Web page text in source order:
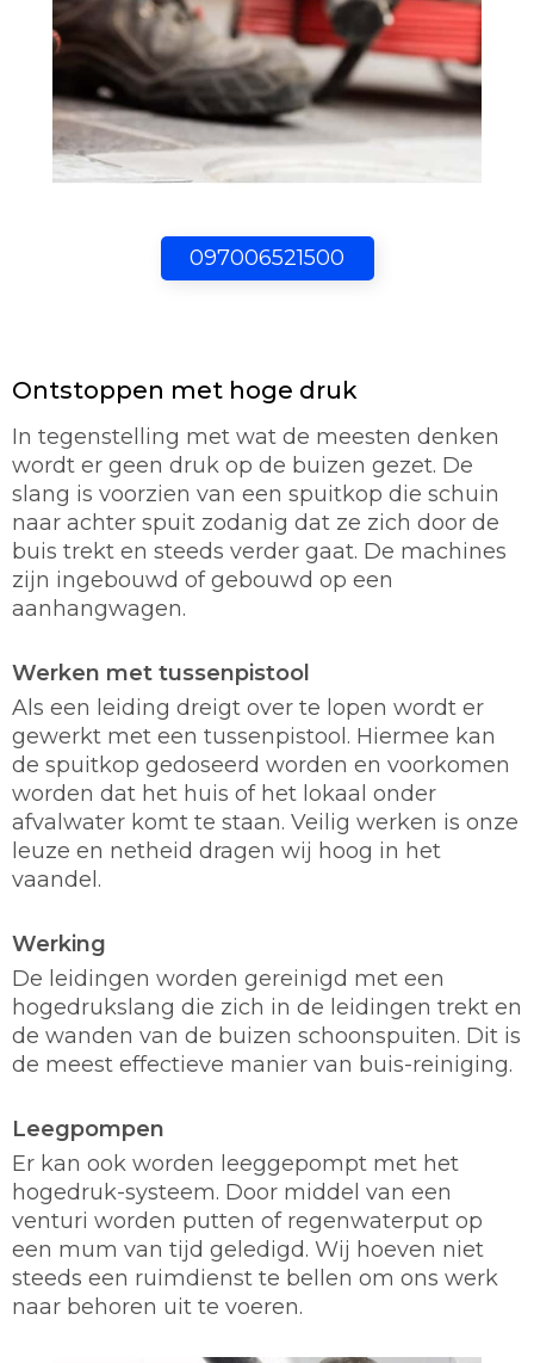
097006521500
Ontstoppen met hoge druk
In tegenstelling met wat de meesten denken
wordt er geen druk op de buizen gezet. De
slang is voorzien van een spuitkop die schuin
naar achter spuit zodanig dat ze zich door de
buis trekt en steeds verder gaat. De machines
zijn ingebouwd of gebouwd op een
aanhangwagen.
Werken met tussenpistool
Als een leiding dreigt over te lopen wordt er
gewerkt met een tussenpistool. Hiermee kan
de spuitkop gedoseerd worden en voorkomen
worden dat het huis of het lokaal onder
afvalwater komt te staan. Veilig werken is onze
leuze en netheid dragen wij hoog in het
vaandel.
Werking
De leidingen worden gereinigd met een
hogedrukslang die zich in de leidingen trekt en
de wanden van de buizen schoonspuiten. Dit is
de meest effectieve manier van buis-reiniging.
Leegpompen
Er kan ook worden leeggepompt met het
hogedruk-systeem. Door middel van een
venturi worden putten of regenwaterput op
een mum van tijd geledigd. Wij hoeven niet
steeds een ruimdienst te bellen om ons werk
naar behoren uit te voeren.